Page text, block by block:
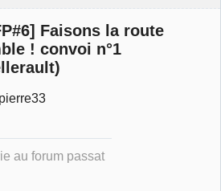
Faisons la route
! convoi n°1
au forum passat